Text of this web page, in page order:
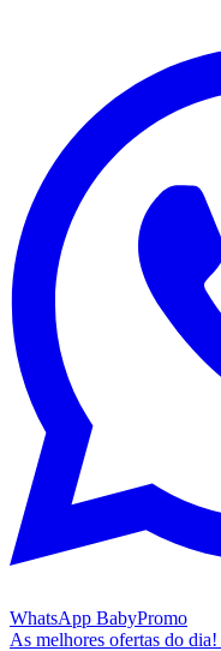
WhatsApp BabyPromo
As melhores ofertas do dia!